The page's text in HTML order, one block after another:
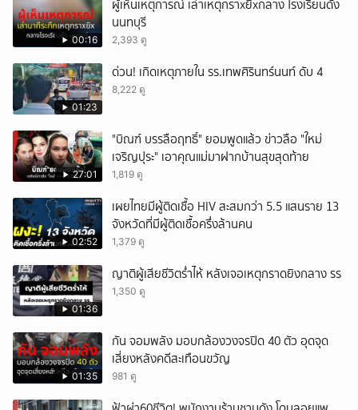
00:16
ผู้เห็นเหตุการณ์ เล่าเหตุกราxยิxกลาง โรงเรียนดัง
นนทบุรี
2,393 ดู
01:23
ด่วน! เกิดเหตุภายใน รร.เทพศิรินทร์นนท์ ดับ 4
8,222 ดู
27:01
"บิณฑ์ บรรลือฤทธิ์" ยอมพูดแล้ว ข่าวลือ "ใหม่
เจริญปุระ" เอาคุณแม่มาฝากบ้านสุขสุดท้าย
1,819 ดู
02:52
เผยไทยมีผู้ติดเชื้อ HIV สะสมกว่า 5.5 แสนราย 13
จังหวัดที่มีผู้ติดเชื้อครึ่งล้านคน
1,379 ดู
01:36
ญาติผู้เสียชีวิตร่ำไห้ หลังเจอเหตุกราดยิงกลาง รร
1,350 ดู
01:35
กัน จอมพลัง มอบกล้องวงจรปิด 40 ตัว อุดจุด
เสี่ยงหลังคดีสะเทือนขวัญ
981 ดู